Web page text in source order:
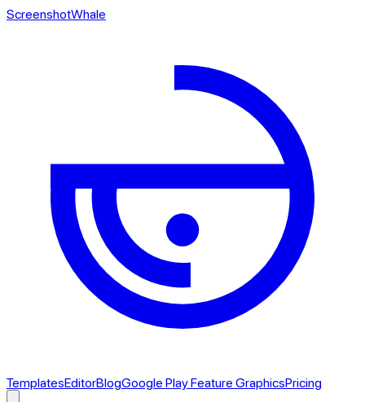
ScreenshotWhale
TemplatesEditorBlogGoogle Play Feature GraphicsPricing